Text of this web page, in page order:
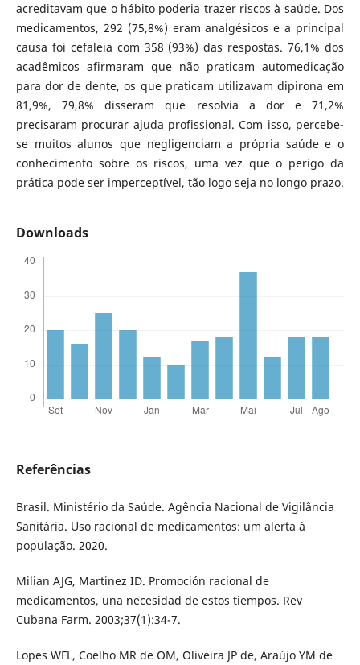
acreditavam que o hábito poderia trazer riscos à saúde. Dos
medicamentos, 292 (75,8%) eram analgésicos e a principal
causa foi cefaleia com 358 (93%) das respostas. 76,1% dos
acadêmicos afirmaram que não praticam automedicação
para dor de dente, os que praticam utilizavam dipirona em
81,9%, 79,8% disseram que resolvia a dor e 71,2%
precisaram procurar ajuda profissional. Com isso, percebe-
se muitos alunos que negligenciam a própria saúde e o
conhecimento sobre os riscos, uma vez que o perigo da
prática pode ser imperceptível, tão logo seja no longo prazo.
Downloads
Referências
Brasil. Ministério da Saúde. Agência Nacional de Vigilância
Sanitária. Uso racional de medicamentos: um alerta à
população. 2020.
Milian AJG, Martinez ID. Promoción racional de
medicamentos, una necesidad de estos tiempos. Rev
Cubana Farm. 2003;37(1):34-7.
Lopes WFL, Coelho MR de OM, Oliveira JP de, Araújo YM de